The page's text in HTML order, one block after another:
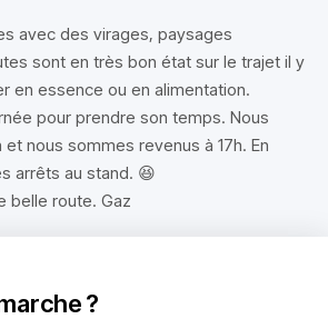
avec des virages, paysages
sont en très bon état sur le trajet il y
en essence ou en alimentation.
pour prendre son temps. Nous
nous sommes revenus à 17h. En
arrêts au stand. 😆
belle route. Gaz
?